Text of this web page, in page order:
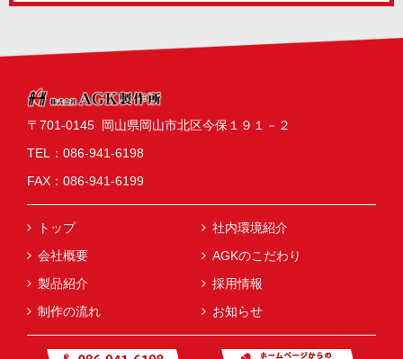
〒701-0145 岡山県岡山市北区今保１９１－２
TEL： 086‐941‐6198
FAX：086‐941‐6199
トップ
会社概要
製品紹介
制作の流れ
社内環境紹介
AGKのこだわり
採用情報
お知らせ